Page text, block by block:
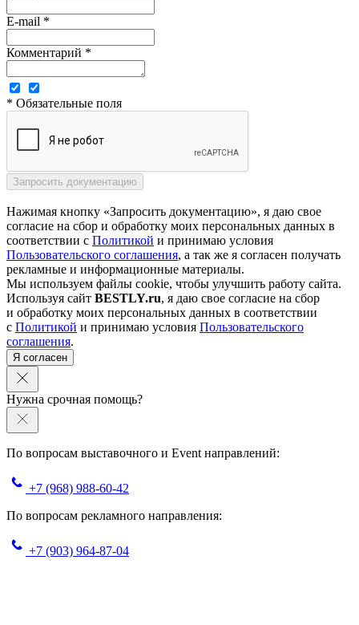
E-mail *
Комментарий *
* Обязательные поля
Нажимая кнопку «Запросить документацию», я даю свое
согласие на сбор и обработку моих персональных данных в
соответствии с Политикой и принимаю условия
Пользовательского соглашения, а так же я согласен получать
рекламные и информационные материалы.
Мы используем файлы cookie, чтобы улучшить работу сайта.
Используя сайт BESTLY.ru, я даю свое согласие на сбор
и обработку моих персональных данных в соответствии
с Политикой и принимаю условия Пользовательского
соглашения.
Я согласен
Нужна срочная помощь?
По вопросам выставочного и Event направлений:
+7 (968) 988-60-42
По вопросам рекламного направления:
+7 (903) 964-87-04